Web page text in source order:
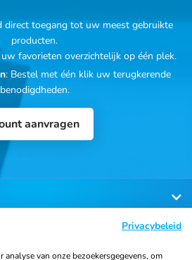
direct toegang tot uw meest gebruikte
producten.
favorieten overzichtelijk op één plek.
: Bestel met één klik uw terugkerende
benodigdheden.
aanvragen
Privacybeleid
analyse van onze bezoekersgegevens, om